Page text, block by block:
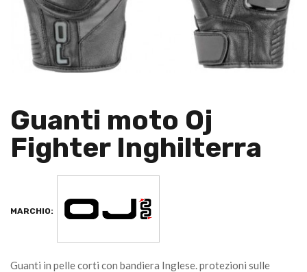
Guanti moto Oj
Fighter Inghilterra
MARCHIO:
Guanti in pelle corti con bandiera Inglese. protezioni sulle